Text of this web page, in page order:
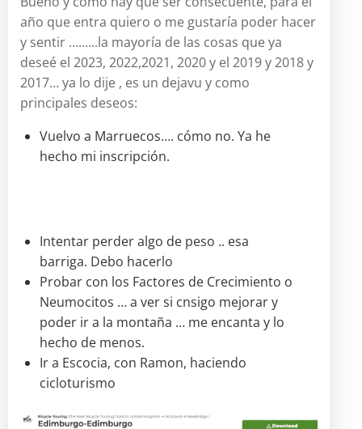
año que entra quiero o me gustaría poder hacer
y sentir ….…..la mayoría de las cosas que ya
deseé el 2023, 2022,2021, 2020 y el 2019 y 2018 y
2017… ya lo dije , es un dejavu y como
principales deseos:
Vuelvo a Marruecos…. cómo no. Ya he
hecho mi inscripción.
Intentar perder algo de peso .. esa
barriga. Debo hacerlo
Probar con los Factores de Crecimiento o
Neumocitos … a ver si cnsigo mejorar y
poder ir a la montaña … me encanta y lo
hecho de menos.
Ir a Escocia, con Ramon, haciendo
cicloturismo